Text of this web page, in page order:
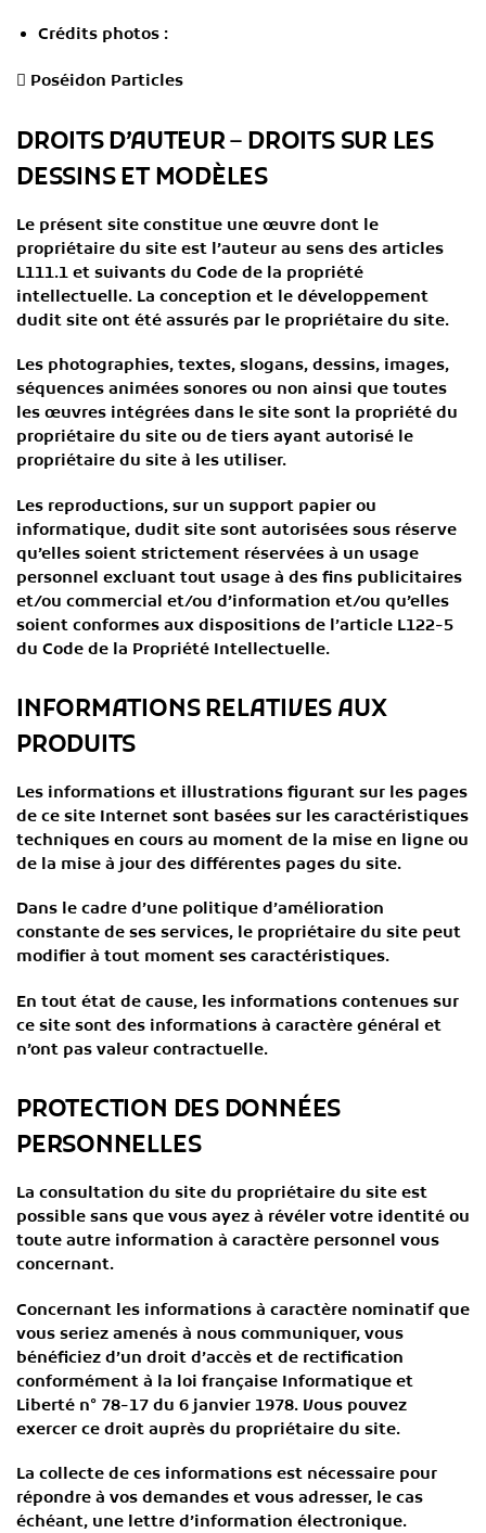
Crédits photos :
 Poséidon Particles
DROITS D’AUTEUR – DROITS SUR LES
DESSINS ET MODÈLES
Le présent site constitue une œuvre dont le
propriétaire du site est l’auteur au sens des articles
L111.1 et suivants du Code de la propriété
intellectuelle. La conception et le développement
dudit site ont été assurés par le propriétaire du site.
Les photographies, textes, slogans, dessins, images,
séquences animées sonores ou non ainsi que toutes
les œuvres intégrées dans le site sont la propriété du
propriétaire du site ou de tiers ayant autorisé le
propriétaire du site à les utiliser.
Les reproductions, sur un support papier ou
informatique, dudit site sont autorisées sous réserve
qu’elles soient strictement réservées à un usage
personnel excluant tout usage à des fins publicitaires
et/ou commercial et/ou d’information et/ou qu’elles
soient conformes aux dispositions de l’article L122-5
du Code de la Propriété Intellectuelle.
INFORMATIONS RELATIVES AUX
PRODUITS
Les informations et illustrations figurant sur les pages
de ce site Internet sont basées sur les caractéristiques
techniques en cours au moment de la mise en ligne ou
de la mise à jour des différentes pages du site.
Dans le cadre d’une politique d’amélioration
constante de ses services, le propriétaire du site peut
modifier à tout moment ses caractéristiques.
En tout état de cause, les informations contenues sur
ce site sont des informations à caractère général et
n’ont pas valeur contractuelle.
PROTECTION DES DONNÉES
PERSONNELLES
La consultation du site du propriétaire du site est
possible sans que vous ayez à révéler votre identité ou
toute autre information à caractère personnel vous
concernant.
Concernant les informations à caractère nominatif que
vous seriez amenés à nous communiquer, vous
bénéficiez d’un droit d’accès et de rectification
conformément à la loi française Informatique et
Liberté n° 78-17 du 6 janvier 1978. Vous pouvez
exercer ce droit auprès du propriétaire du site.
La collecte de ces informations est nécessaire pour
répondre à vos demandes et vous adresser, le cas
échéant, une lettre d’information électronique.